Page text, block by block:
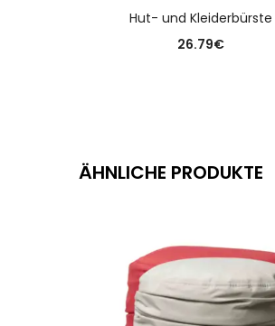
Hut- und Kleiderbürste
26.79€
ÄHNLICHE PRODUKTE